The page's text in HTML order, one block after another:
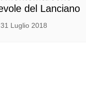
del Lanciano
31 Luglio 2018